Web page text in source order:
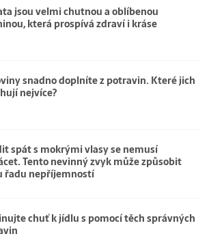
jsou velmi chutnou a oblíbenou
která prospívá zdraví i kráse
snadno doplníte z potravin. Které jich
nejvíce?
spát s mokrými vlasy se nemusí
Tento nevinný zvyk může způsobit
řadu nepříjemností
chuť k jídlu s pomocí těch správných